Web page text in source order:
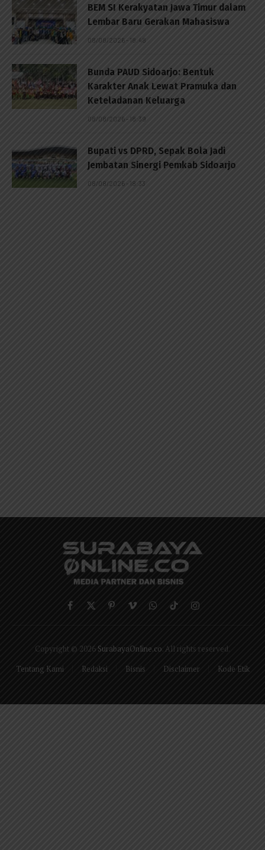
BEM SI Kerakyatan Jawa Timur dalam
Lembar Baru Gerakan Mahasiswa
08/08/2026 - 18:48
Bunda PAUD Sidoarjo: Bentuk
Karakter Anak Lewat Pramuka dan
Keteladanan Keluarga
08/08/2026 - 18:39
Bupati vs DPRD, Sepak Bola Jadi
Jembatan Sinergi Pemkab Sidoarjo
08/08/2026 - 18:33
Facebook
X
PinterestVimeoWhatsApp
TikTokInstagram
Copyright © 2026 SurabayaOnline.co . All rights reserved.
Tentang Kami
Redaksi Bisnis Disclaimer Kode Etik